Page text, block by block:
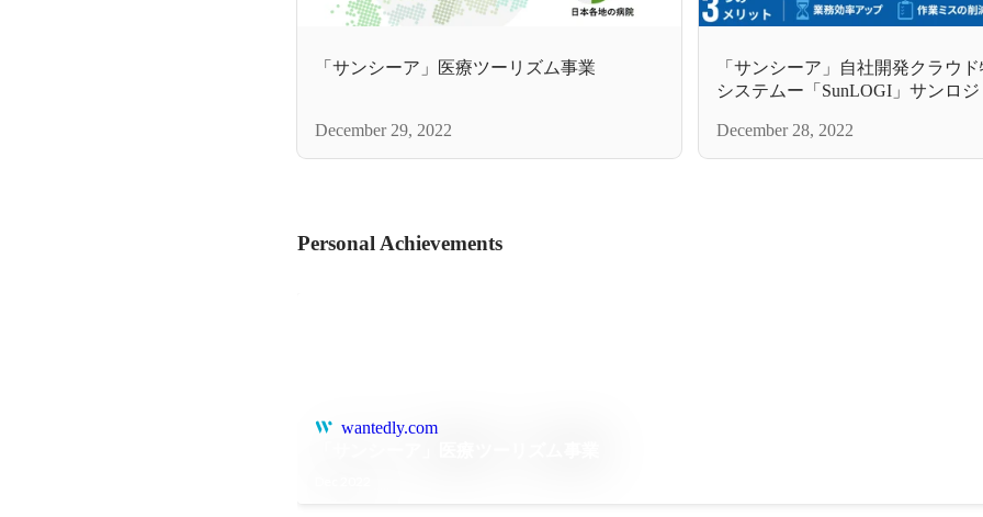
「サンシーア」医療ツーリズム事業
December 29, 2022
「サンシーア」自社開発クラウ
システムー「SunLOGI」サンロジ
December 28, 2022
Personal Achievements
wantedly.com